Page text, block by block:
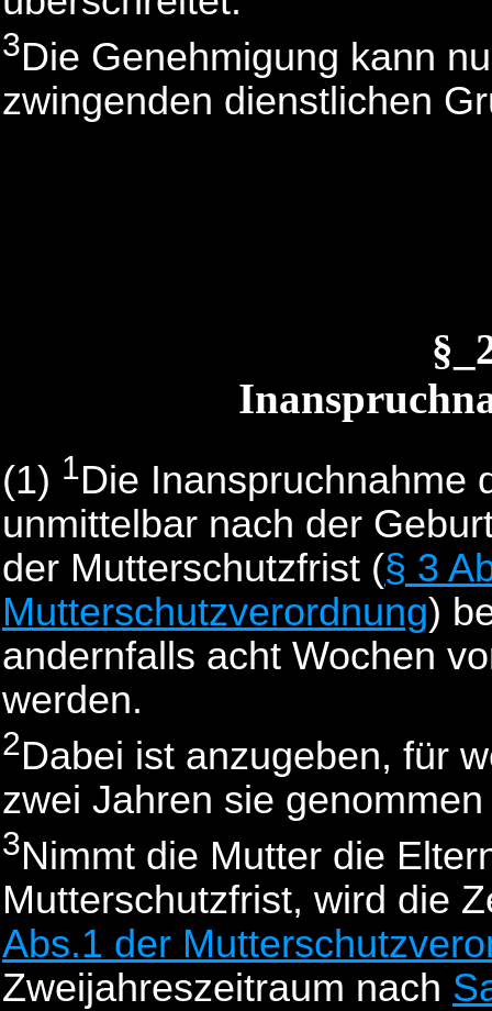
3Die Genehmigung kann
zwingenden dienstlichen
(1) 1Die Inanspruchnahme
unmittelbar nach der
der Mutterschutzfrist (§ 3
Mutterschutzverordnung)
andernfalls acht Wochen
werden.
2Dabei ist anzugeben, für
zwei Jahren sie
3Nimmt die Mutter die
Mutterschutzfrist, wird die
Abs.1 der
Zweijahreszeitraum nach